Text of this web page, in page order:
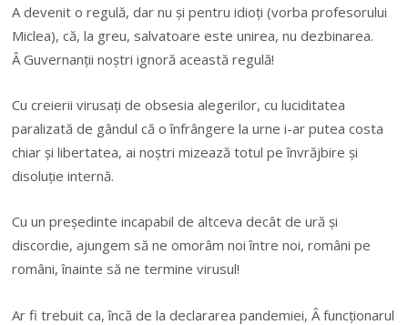
A devenit o regulă, dar nu și pentru idioți (vorba profesorului
Miclea), că, la greu, salvatoare este unirea, nu dezbinarea.
Â Guvernanții noștri ignoră această regulă!
Cu creierii virusați de obsesia alegerilor, cu luciditatea
paralizată de gândul că o înfrângere la urne i-ar putea costa
chiar și libertatea, ai noștri mizează totul pe învrăjbire și
disoluție internă.
Cu un președinte incapabil de altceva decât de ură și
discordie, ajungem să ne omorâm noi între noi, români pe
români, înainte să ne termine virusul!
Ar fi trebuit ca, încă de la declararea pandemiei, Â funcționarul